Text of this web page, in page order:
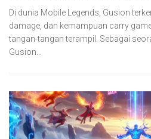
Di dunia Mobile Legends, Gusion
damage, dan kemampuan carry
tangan-tangan terampil. Sebagai
Gusion...